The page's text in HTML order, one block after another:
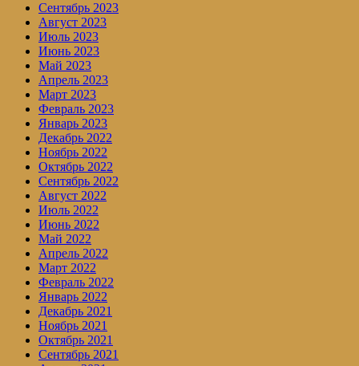
Сентябрь 2023
Август 2023
Июль 2023
Июнь 2023
Май 2023
Апрель 2023
Март 2023
Февраль 2023
Январь 2023
Декабрь 2022
Ноябрь 2022
Октябрь 2022
Сентябрь 2022
Август 2022
Июль 2022
Июнь 2022
Май 2022
Апрель 2022
Март 2022
Февраль 2022
Январь 2022
Декабрь 2021
Ноябрь 2021
Октябрь 2021
Сентябрь 2021